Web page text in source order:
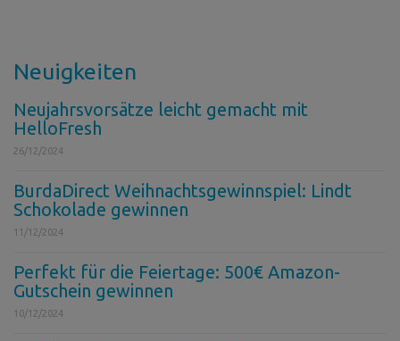
Neuigkeiten
Neujahrsvorsätze leicht gemacht mit
HelloFresh
26/12/2024
BurdaDirect Weihnachtsgewinnspiel: Lindt
Schokolade gewinnen
11/12/2024
Perfekt für die Feiertage: 500€ Amazon-
Gutschein gewinnen
10/12/2024